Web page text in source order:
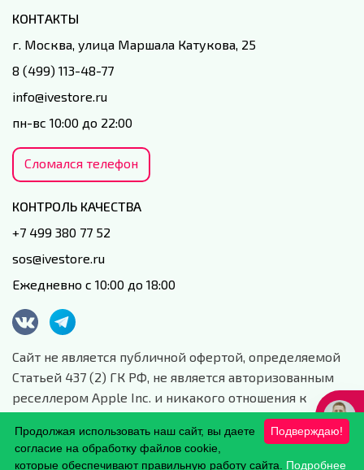
КОНТАКТЫ
г. Москва, улица Маршала Катукова, 25
8 (499) 113-48-77
info@ivestore.ru
пн-вс 10:00 до 22:00
Сломался телефон
КОНТРОЛЬ КАЧЕСТВА
+7 499 380 77 52
sos@ivestore.ru
Ежедневно с 10:00 до 18:00
Сайт не является публичной офертой, определяемой
Статьей 437 (2) ГК РФ, не является авторизованным
реселлером Apple Inc. и никакого отношения к
данной компании и ее юридическим лицам не имеет.
Сайт носит сугубо информационный характер.
Обработка персональных данных.
Подверждаю!
Продолжая использовать наш сайт, вы даете
согласие на обработку файлов cookie,
которые обеспечивают правильную работу сайта. Подробнее